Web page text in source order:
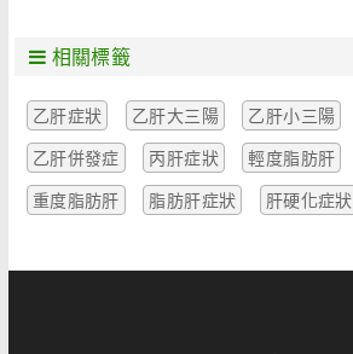
相關標籤
乙肝症狀 乙肝大三陽 乙肝小三陽
乙肝併發症
丙肝症狀 輕度脂肪肝
重度脂肪肝
脂肪肝症狀 肝硬化症狀